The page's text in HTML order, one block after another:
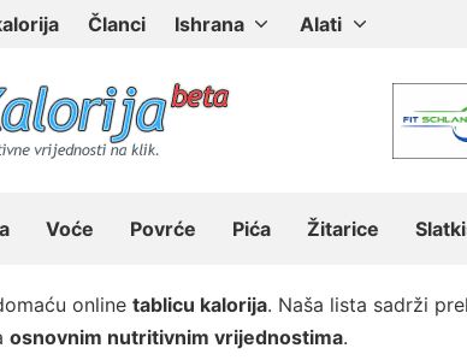
Članci Ishrana Alati
Voće Povrće Pića Žitarice
online tablicu kalorija. Naša lista sadrži
osnovnim nutritivnim vrijednostima.